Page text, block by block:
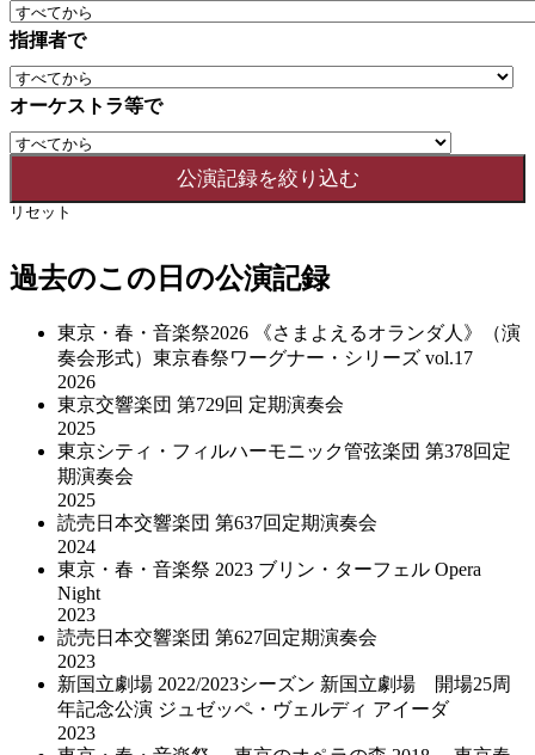
指揮者で
オーケストラ等で
リセット
過去のこの日の公演記録
東京・春・音楽祭2026 《さまよえるオランダ人》（演
奏会形式）東京春祭ワーグナー・シリーズ vol.17
2026
東京交響楽団 第729回 定期演奏会
2025
東京シティ・フィルハーモニック管弦楽団 第378回定
期演奏会
2025
読売日本交響楽団 第637回定期演奏会
2024
東京・春・音楽祭 2023 ブリン・ターフェル Opera
Night
2023
読売日本交響楽団 第627回定期演奏会
2023
新国立劇場 2022/2023シーズン 新国立劇場 開場25周
年記念公演 ジュゼッペ・ヴェルディ アイーダ
2023